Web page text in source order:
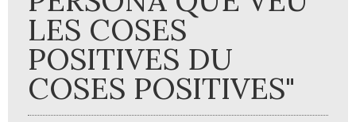
LES COSES
POSITIVES DU
COSES POSITIVES"